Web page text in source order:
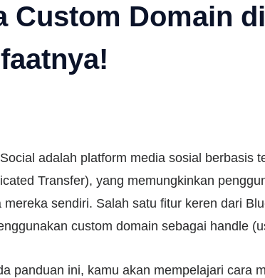
Custom Domain
adalah platform media sosial berbasis
Transfer), yang memungkinkan
mereka sendiri. Salah satu fitur keren dari
custom domain sebagai handle
panduan ini, kamu akan mempelajari cara